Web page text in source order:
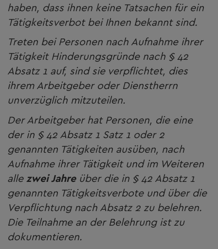
haben, dass ihnen keine Tatsachen für ein
Tätigkeitsverbot bei Ihnen bekannt sind.
Treten bei Personen nach Aufnahme ihrer
Tätigkeit Hinderungsgründe nach § 42
Absatz 1 auf, sind sie verpflichtet, dies
ihrem Arbeitgeber oder Dienstherrn
unverzüglich mitzuteilen.
Der Arbeitgeber hat Personen, die eine
der in § 42 Absatz 1 Satz 1 oder 2
genannten Tätigkeiten ausüben, nach
Aufnahme ihrer Tätigkeit und im Weiteren
allezwei Jahreüber die in § 42 Absatz 1
genannten Tätigkeitsverbote und über die
Verpflichtung nach Absatz 2 zu belehren.
Die Teilnahme an der Belehrung ist zu
dokumentieren.